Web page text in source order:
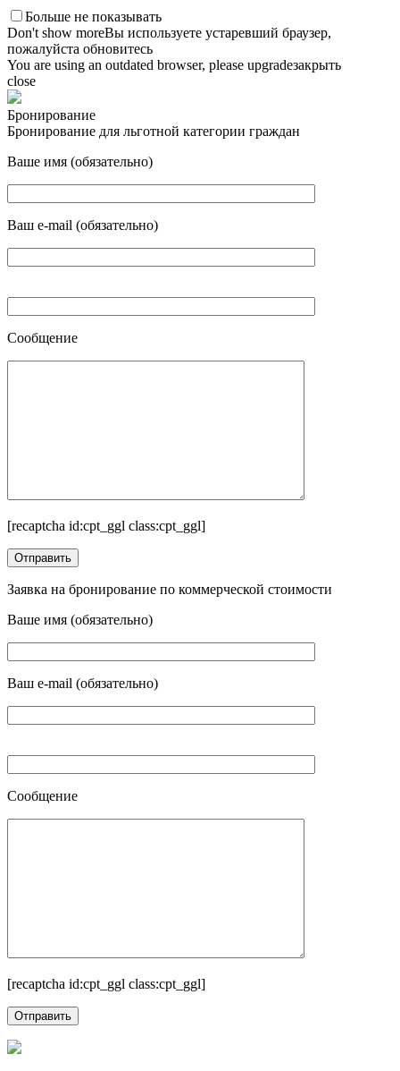
Больше не показывать
Don't show moreВы используете устаревший браузер,
пожалуйста обновитесь
You are using an outdated browser, please upgradeзакрыть
close
Бронирование
Бронирование для льготной категории граждан
Ваше имя (обязательно)
Ваш e-mail (обязательно)
Сообщение
[recaptcha id:cpt_ggl class:cpt_ggl]
Заявка на бронирование по коммерческой стоимости
Ваше имя (обязательно)
Ваш e-mail (обязательно)
Сообщение
[recaptcha id:cpt_ggl class:cpt_ggl]